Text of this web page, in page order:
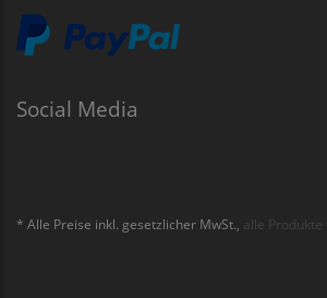
Social Media
* Alle Preise inkl. gesetzlicher MwSt., alle